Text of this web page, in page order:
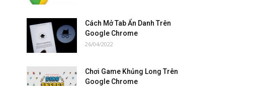
Cách Mở Tab Ẩn Danh Trên
Google Chrome
26/04/2022
Chơi Game Khủng Long Trên
Google Chrome